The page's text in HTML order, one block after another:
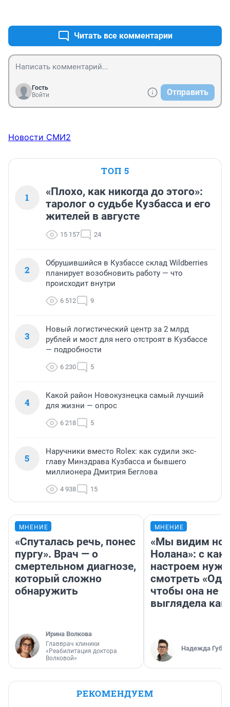
Читать все комментарии
Гость
Войти
Отправить
Новости СМИ2
ТОП 5
1
«Плохо, как никогда до этого»:
таролог о судьбе Кузбасса и его
жителей в августе
15 157 24
2
Обрушившийся в Кузбассе склад Wildberries
планирует возобновить работу — что
происходит внутри
6 512 9
3
Новый логистический центр за 2 млрд
рублей и мост для него отстроят в Кузбассе
— подробности
6 230 5
4
Какой район Новокузнецка самый лучший
для жизни — опрос
6 218 5
5
Наручники вместо Rolex: как судили экс-
главу Минздрава Кузбасса и бывшего
миллионера Дмитрия Беглова
4 938 15
МНЕНИЕ
«Спуталась речь, понес
пургу». Врач — о
смертельном диагнозе,
который сложно
обнаружить
Ирина Волкова
Главврач клиники
«Реабилитация доктора
Волковой»
МНЕНИЕ
«Мы видим
Нолана»: с
настроем
смотреть
чтобы она не
выглядела как
Надежда
РЕКОМЕНДУЕМ